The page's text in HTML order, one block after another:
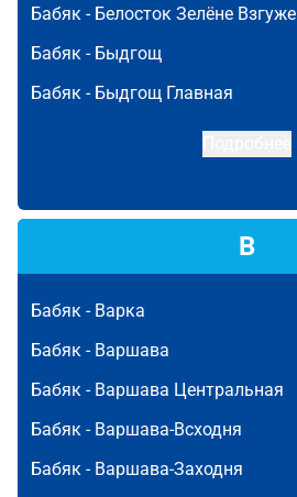
Бабяк - Белосток Зелёне Взгуже
Бабяк - Быдгощ
Бабяк - Быдгощ Главная
В
Бабяк - Варка
Бабяк - Варшава
Бабяк - Варшава Центральная
Бабяк - Варшава-Всходня
Бабяк - Варшава-Заходня